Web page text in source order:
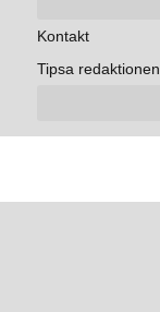
Kontakt
Tipsa redaktionen